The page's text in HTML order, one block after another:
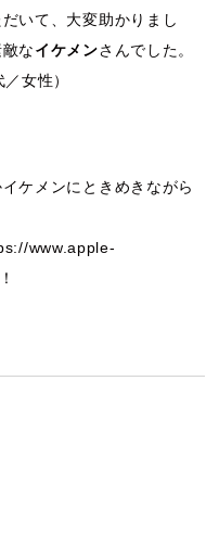
いて、大変助かりまし
なイケメンさんでした。
女性）
ケメンにときめきながら
www.apple-